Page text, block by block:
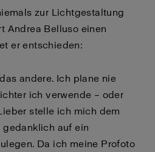
zur Lichtgestaltung
Andrea Belluso einen
er entschieden:
andere. Ich plane nie
ich verwende – oder
stelle ich mich dem
gedanklich auf ein
Da ich meine Profoto